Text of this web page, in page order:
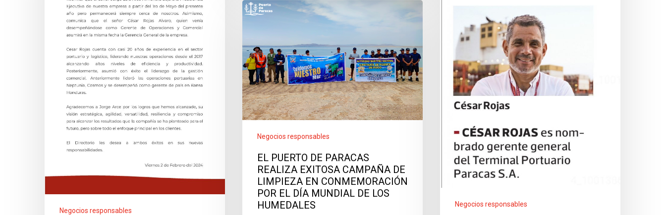
Negocios responsables
Negocios responsables
Negocios responsables
EL PUERTO DE PARACAS
REALIZA EXITOSA CAMPAÑA DE
LIMPIEZA EN CONMEMORACIÓN
POR EL DÍA MUNDIAL DE LOS
HUMEDALES